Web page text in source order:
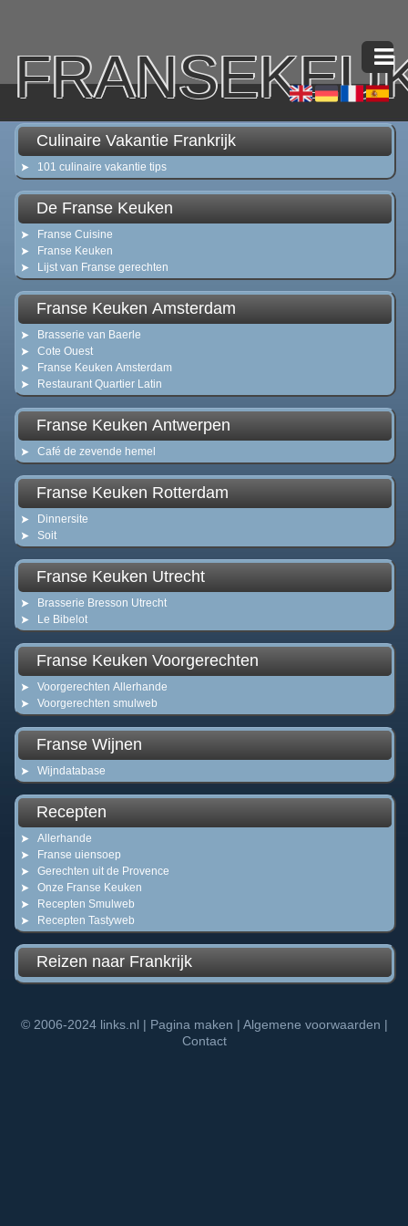
Culinaire Vakantie Frankrijk
101 culinaire vakantie tips
De Franse Keuken
Franse Cuisine
Franse Keuken
Lijst van Franse gerechten
Franse Keuken Amsterdam
Brasserie van Baerle
Cote Ouest
Franse Keuken Amsterdam
Restaurant Quartier Latin
Franse Keuken Antwerpen
Café de zevende hemel
Franse Keuken Rotterdam
Dinnersite
Soit
Franse Keuken Utrecht
Brasserie Bresson Utrecht
Le Bibelot
Franse Keuken Voorgerechten
Voorgerechten Allerhande
Voorgerechten smulweb
Franse Wijnen
Wijndatabase
Recepten
Allerhande
Franse uiensoep
Gerechten uit de Provence
Onze Franse Keuken
Recepten Smulweb
Recepten Tastyweb
Reizen naar Frankrijk
© 2006-2024 links.nl | Pagina maken | Algemene voorwaarden |
Contact